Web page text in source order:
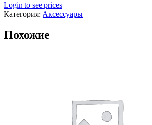
Login to see prices
Категория: Аксессуары
Похожие